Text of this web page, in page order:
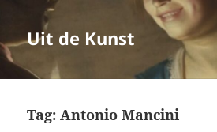
Uit de Kunst
Tag:Antonio Mancini